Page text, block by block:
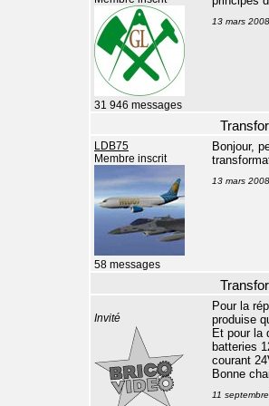
31 946 messages
13 mars
LDB75
Membre inscrit
58 messages
Bonjour,
13 mars
Invité
Pour la
produise
Et pour la
batteries
courant
Bonne
11